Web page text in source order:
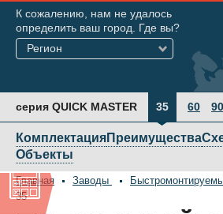
К сожалению, нам не удалось
определить ваш город. Где вы?
Регион
серия QUICK MASTER 35 60 90
КомплектацияПреимущества
Объекты
Главная Заводы
35